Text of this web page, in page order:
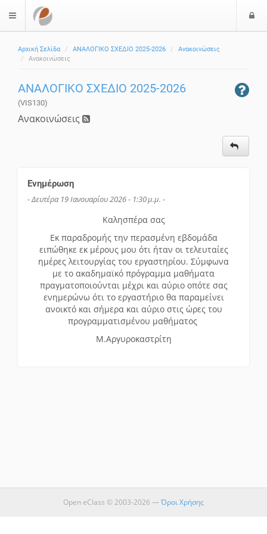
$langMenu
Αρχική Σελίδα ΑΝΑΛΟΓΙΚΟ ΣΧΕΔΙΟ 2025-2026
Ανακοινώσεις
Ανακοινώσεις
ΑΝΑΛΟΓΙΚΟ ΣΧΕΔΙΟ 2025-2026
(VIS130)
Ανακοινώσεις
Ενημέρωση
- Δευτέρα 19 Ιανουαρίου 2026 - 1:30 μ.μ. -
Καλησπέρα σας
Εκ παραδρομής την περασμένη εβδομάδα
ειπώθηκε εκ μέρους μου ότι ήταν οι τελευταίες
ημέρες λειτουργίας του εργαστηρίου. Σύμφωνα
με το ακαδημαϊκό πρόγραμμα μαθήματα
πραγματοποιούνται μέχρι και αύριο οπότε σας
ενημερώνω ότι το εργαστήριο θα παραμείνει
ανοικτό και σήμερα και αύριο στις ώρες του
προγραμματισμένου μαθήματος
Μ.Αργυροκαστρίτη
Open eClass © 2003-2026 —Όροι Χρήσης